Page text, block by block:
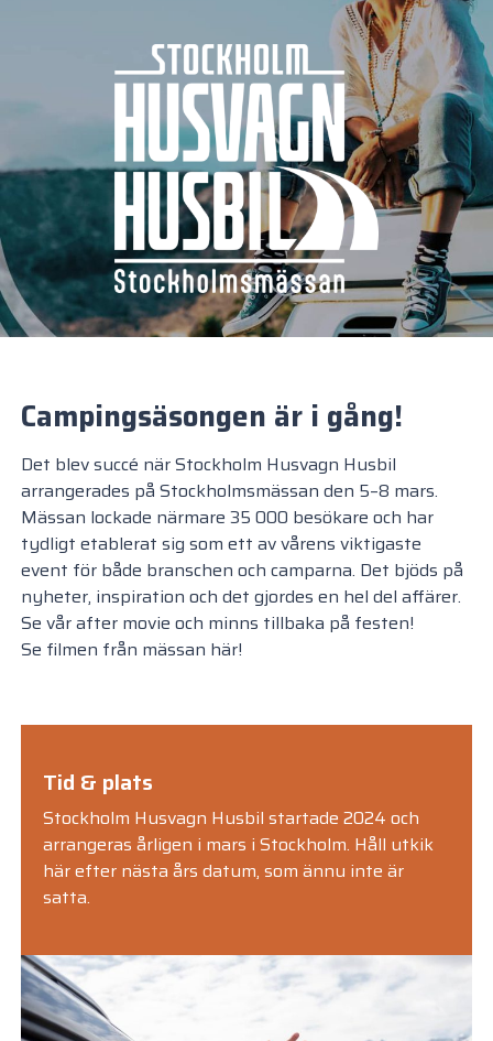
Campingsäsongen är i gång!
Det blev succé när Stockholm Husvagn Husbil
arrangerades på Stockholmsmässan den 5–8 mars.
Mässan lockade närmare 35 000 besökare och har
tydligt etablerat sig som ett av vårens viktigaste
event för både branschen och camparna. Det bjöds på
nyheter, inspiration och det gjordes en hel del affärer.
Se vår after movie och minns tillbaka på festen!
Se filmen från mässan här!
Tid & plats
Stockholm Husvagn Husbil startade 2024 och
arrangeras årligen i mars i Stockholm. Håll utkik
här efter nästa års datum, som ännu inte är
satta.